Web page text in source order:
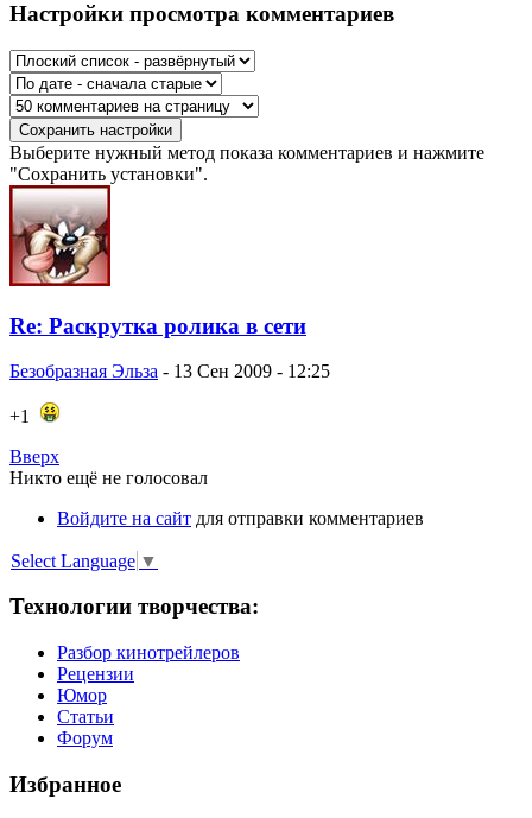
Настройки просмотра комментариев
Выберите нужный метод показа комментариев и нажмите
"Сохранить установки".
Re: Раскрутка ролика в сети
Безобразная Эльза - 13 Сен 2009 - 12:25
+1
Вверх
Никто ещё не голосовал
Войдите на сайт для отправки комментариев
Select Language ▼
Технологии творчества:
Разбор кинотрейлеров
Рецензии
Юмор
Статьи
Форум
Избранное